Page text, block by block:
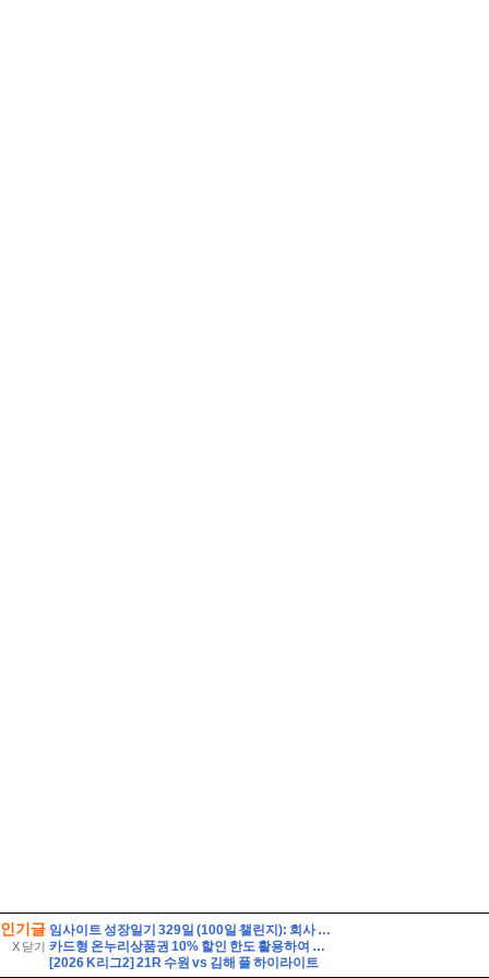
인기글
X 닫기
임사이트 성장일기 329일 (100일 챌린지): 회사 서류 뭉치 잃어버림
카드형 온누리상품권 10% 할인 한도 활용하여 여름철 장보기 식비 아끼는 법
[2026 K리그2] 21R 수원 vs 김해 풀 하이라이트